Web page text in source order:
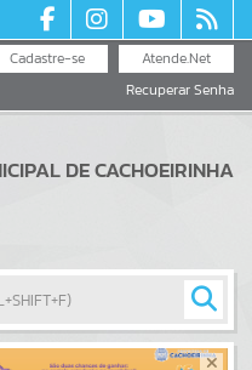
Atende.Net
Cadastre-se
Recuperar Senha
DE CACHOEIRINHA